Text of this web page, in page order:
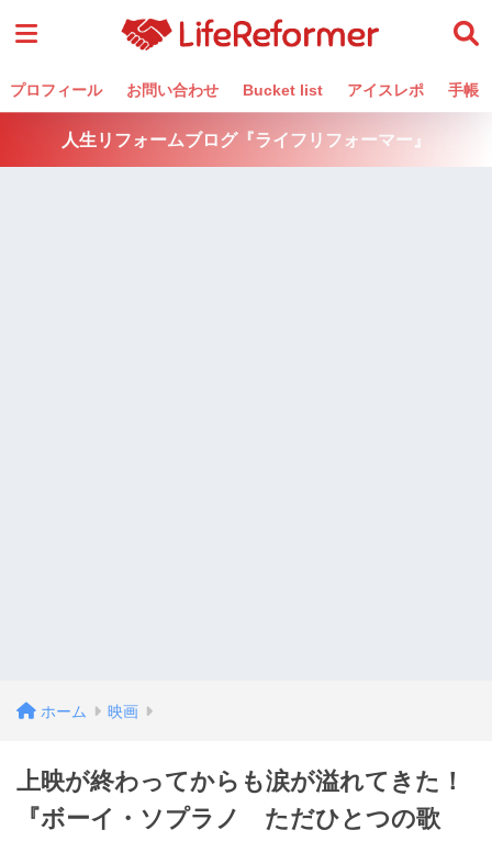
プロフィール お問い合わせ Bucket list アイスレポ 手帳
人生リフォームブログ『ライフリフォーマー』
ホーム 映画
上映が終わってからも涙が溢れてきた！
『ボーイ・ソプラノ ただひとつの歌